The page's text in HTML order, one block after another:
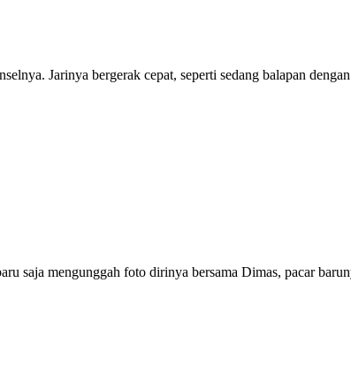
Jarinya bergerak cepat, seperti sedang balapan
saja mengunggah foto dirinya bersama Dimas, pacar